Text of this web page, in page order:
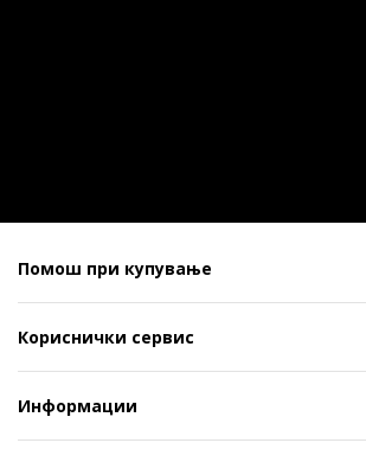
Помош при купување
Кориснички сервис
Информации